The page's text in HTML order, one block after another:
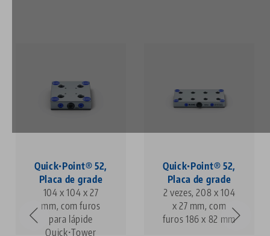
Quick•Point® 52,
Placa de grade
104 x 104 x 27
mm, com furos
para lápide
Quick•Tower
Quick•Point® 52,
Placa de grade
2 vezes, 208 x 104
x 27 mm, com
furos 186 x 82 mm